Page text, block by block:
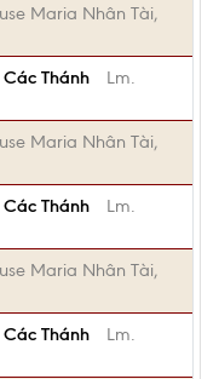
Maria Nhân Tài,
Thánh
Lm.
Maria Nhân Tài,
Thánh
Lm.
Maria Nhân Tài,
Thánh
Lm.